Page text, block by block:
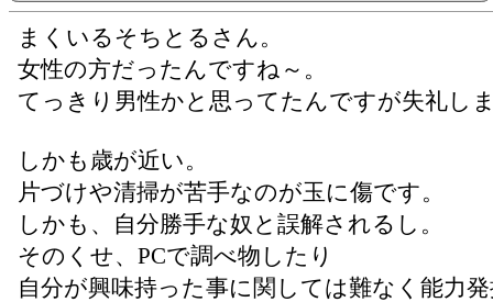
まくいるそちとるさん。
女性の方だったんですね～。
てっきり男性かと思ってたんですが失礼し
しかも歳が近い。
片づけや清掃が苦手なのが玉に傷です。
しかも、自分勝手な奴と誤解されるし。
そのくせ、PCで調べ物したり
自分が興味持った事に関しては難なく能力